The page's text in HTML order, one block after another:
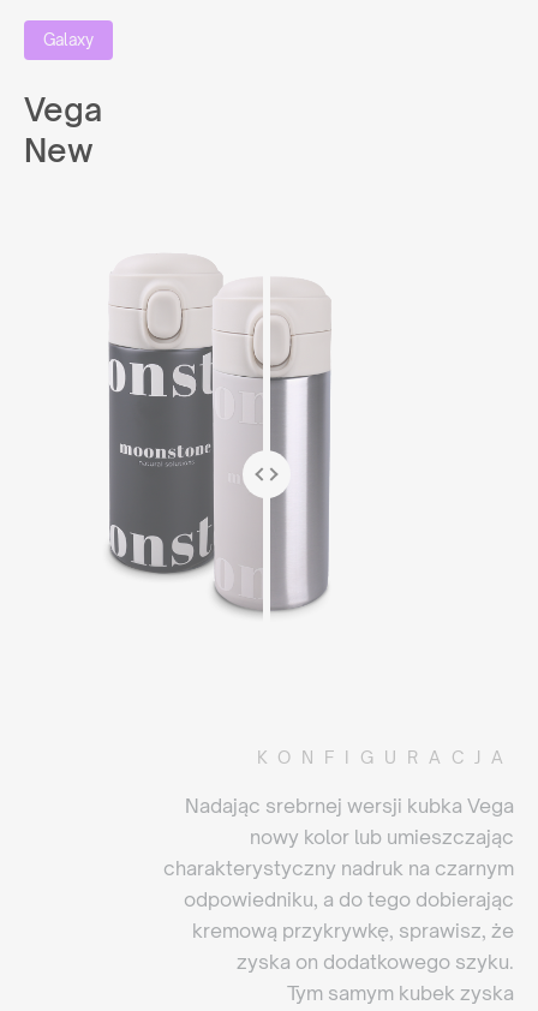
Galaxy
Vega
New
KONFIGURACJA
Nadając srebrnej wersji kubka Vega
nowy kolor lub umieszczając
charakterystyczny nadruk na czarnym
odpowiedniku, a do tego dobierając
kremową przykrywkę, sprawisz, że
zyska on dodatkowego szyku.
Tym samym kubek zyska